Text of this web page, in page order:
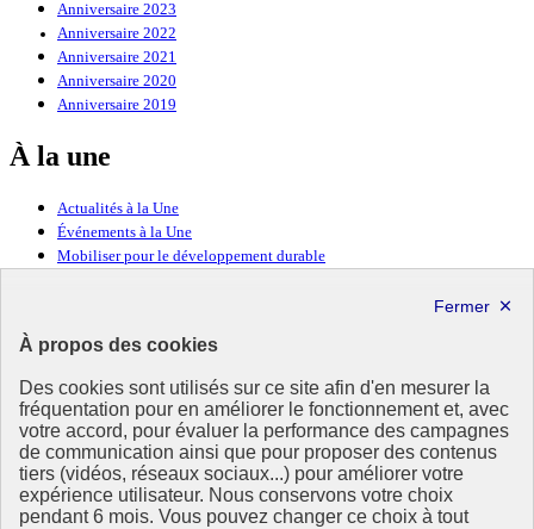
À propos des cookies
Des cookies sont utilisés sur ce site afin d'en mesurer la
fréquentation pour en améliorer le fonctionnement et, avec
votre accord, pour évaluer la performance des campagnes
de communication ainsi que pour proposer des contenus
tiers (vidéos, réseaux sociaux...) pour améliorer votre
expérience utilisateur. Nous conservons votre choix
pendant 6 mois. Vous pouvez changer ce choix à tout
Anniversaire 2023
Anniversaire 2022
Anniversaire 2021
Anniversaire 2020
Anniversaire 2019
À la une
Actualités à la Une
Événements à la Une
Mobiliser pour le développement durable
Ressources
Ressources
La Méth’ODD
Gouvernement
Ce site propose l’information de référence concernant l’Agenda